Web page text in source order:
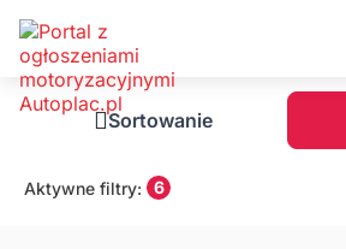
Sortowanie
Aktywne filtry: 6